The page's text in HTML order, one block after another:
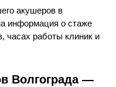
акушеров в
информация о стаже
часах работы клиник и
Волгограда —